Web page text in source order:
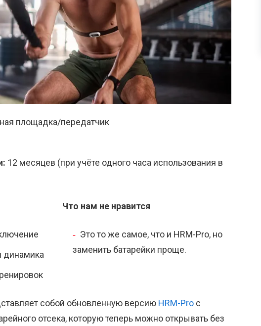
площадка/передатчик
12 месяцев (при учёте одного часа использования в
динамика
Что нам не нравится
Это то же самое, что и HRM-Pro, но
заменить батарейки проще.
собой обновленную версию HRM-Pro с
отсека, которую теперь можно открывать без